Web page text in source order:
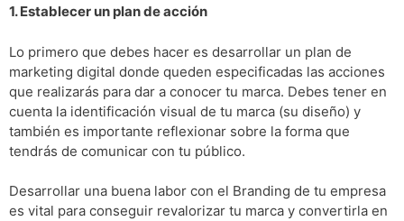
1. Establecer un plan de acción
Lo primero que debes hacer es desarrollar un plan de
marketing digital donde queden especificadas las acciones
que realizarás para dar a conocer tu marca. Debes tener en
cuenta la identificación visual de tu marca (su diseño) y
también es importante reflexionar sobre la forma que
tendrás de comunicar con tu público.
Desarrollar una buena labor con el Branding de tu empresa
es vital para conseguir revalorizar tu marca y convertirla en